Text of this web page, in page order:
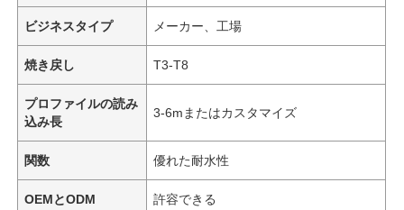
ビジネスタイプ メーカー、工場
焼き戻し T3-T8
プロファイルの読み
込み長
3-6mまたはカスタマイズ
関数 優れた耐水性
OEMとODM 許容できる